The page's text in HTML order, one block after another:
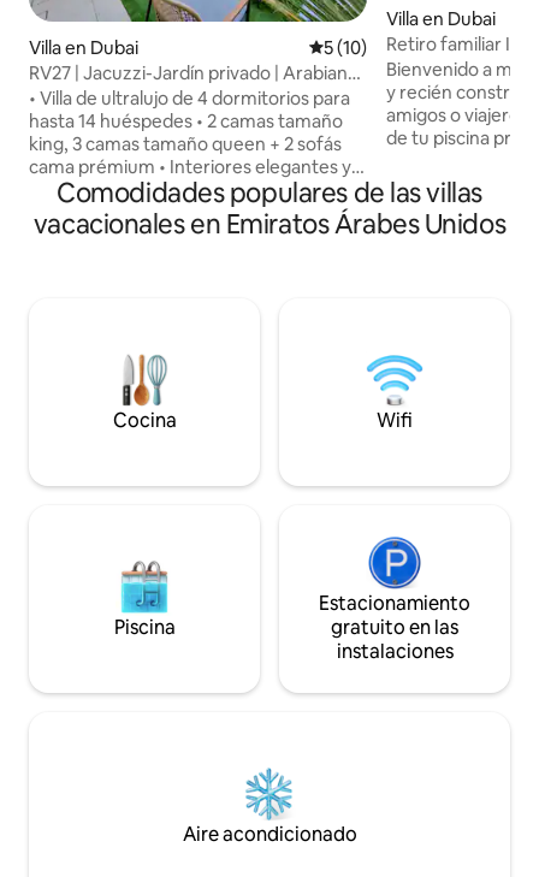
Villa en Dubai Calificación promedio: 5 de
5 (10)
RV27 | Jacuzzi-Jardín privado | Arabian
Ranches3
• Villa de ultralujo de 4 dormitorios para
hasta 14 huéspedes • 2 camas tamaño
king, 3 camas tamaño queen + 2 sofás
cama prémium • Interiores elegantes y
diseño espacioso • Jardín privado con
paisajismo, jacuzzi y mesa de ping pong •
Acceso a la piscina estilo resort y al
Check-in anticipado / check-out
después de la hora establecida (sujeto a
disponibilidad y con cargo) • Servicio de
limpieza diario disponible (con cargo)
Villa en Dubai
Retiro familiar
rápido al centro
Bienvenido a mi
y recién
amigos o viajeros
de tu piscina
bellamente
propio baño
hasta 9
una zona
a solo unos
Comodidades populares de las villas
vacacionales en Emiratos Árabes Unidos
Cocina Wifi
Piscina
Estacionamiento
gratuito en las
instalaciones
Aire acondicionado